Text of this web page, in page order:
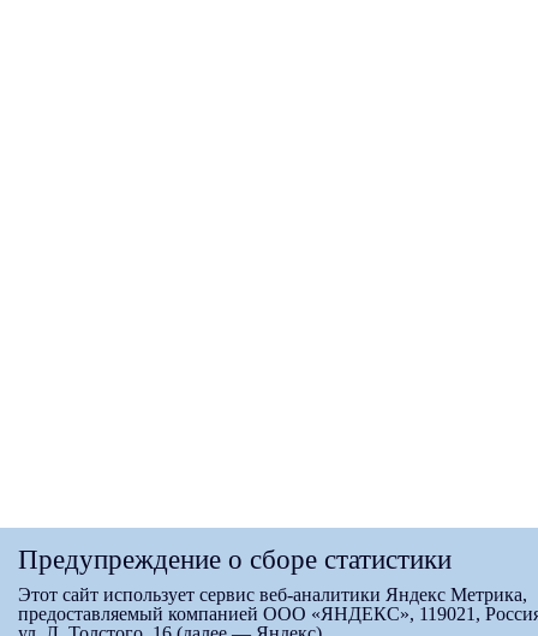
Предупреждение о сборе статистики
Этот сайт использует сервис веб-аналитики Яндекс Метрика,
предоставляемый компанией ООО «ЯНДЕКС», 119021,